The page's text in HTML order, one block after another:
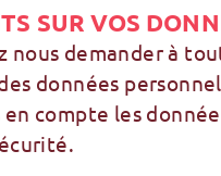
SUR VOS
nous demander à
données
compte les